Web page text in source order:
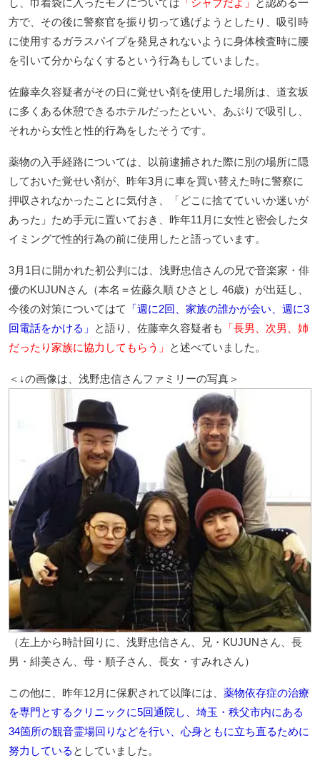
し、巾着袋に入ったモノについては 「シャブだよ」
と認める一
方で、その後に警察官を振り切って逃げようとしたり、吸引時
に使用するガラスパイプを発見されないように身体検査時に腰
を引いて分からなくするという行為もしていました。
佐藤幸久容疑者がその日に覚せい剤を使用した場所は、道玄坂
に多くある休憩できるホテルだったといい、あぶりで吸引し、
それから女性と性的行為をしたそうです。
薬物の入手経路については、以前逮捕された際に別の場所に隠
しておいた覚せい剤が、昨年3月に車を買い替えた時に警察に
押収されなかったことに気付き、「どこに捨てていいか迷いが
あった」ため手元に置いておき、昨年11月に女性と密会したタ
イミングで性的行為の前に使用したと語っています。
3月1日に開かれた初公判には、浅野忠信さんの兄で音楽家・俳
優のKUJUNさん（本名＝佐藤久順 ひさとし 46歳）が出廷し、
今後の対策についてはて
「週に2回、家族の誰かが会い、週に3
回電話をかける」
と語り、佐藤幸久容疑者も
「長男、次男、姉
だったり家族に協力してもらう」
と述べていました。
＜↓の画像は、浅野忠信さんファミリーの写真＞
（左上から時計回りに、浅野忠信さん、兄・KUJUNさん、長
男・緋美さん、母・順子さん、長女・すみれさん）
この他に、昨年12月に保釈されて以降には、 薬物依存症の治療
を専門とするクリニックに5回通院し、埼玉・秩父市内にある
34箇所の観音霊場回りなどを行い、心身ともに立ち直るために
努力している としていました。